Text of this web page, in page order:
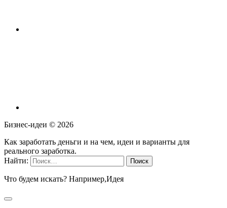
Бизнес-идеи © 2026
Как заработать деньги и на чем, идеи и варианты для
реального заработка.
Найти:
Что будем искать? Например,Идея